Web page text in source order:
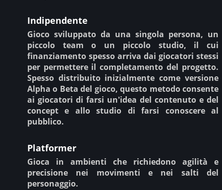
Indipendente
Gioco sviluppato da una singola persona, un
piccolo team o un piccolo studio, il cui
finanziamento spesso arriva dai giocatori stessi
per permettere il completamento del progetto.
Spesso distribuito inizialmente come versione
Alpha o Beta del gioco, questo metodo consente
ai giocatori di farsi un'idea del contenuto e del
concept e allo studio di farsi conoscere al
pubblico.
Platformer
Gioca in ambienti che richiedono agilità e
precisione nei movimenti e nei salti del
personaggio.